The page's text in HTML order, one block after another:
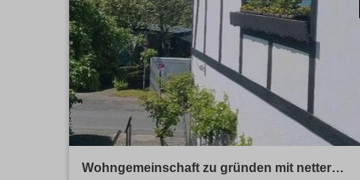
Wohngemeinschaft zu gründen mit netter